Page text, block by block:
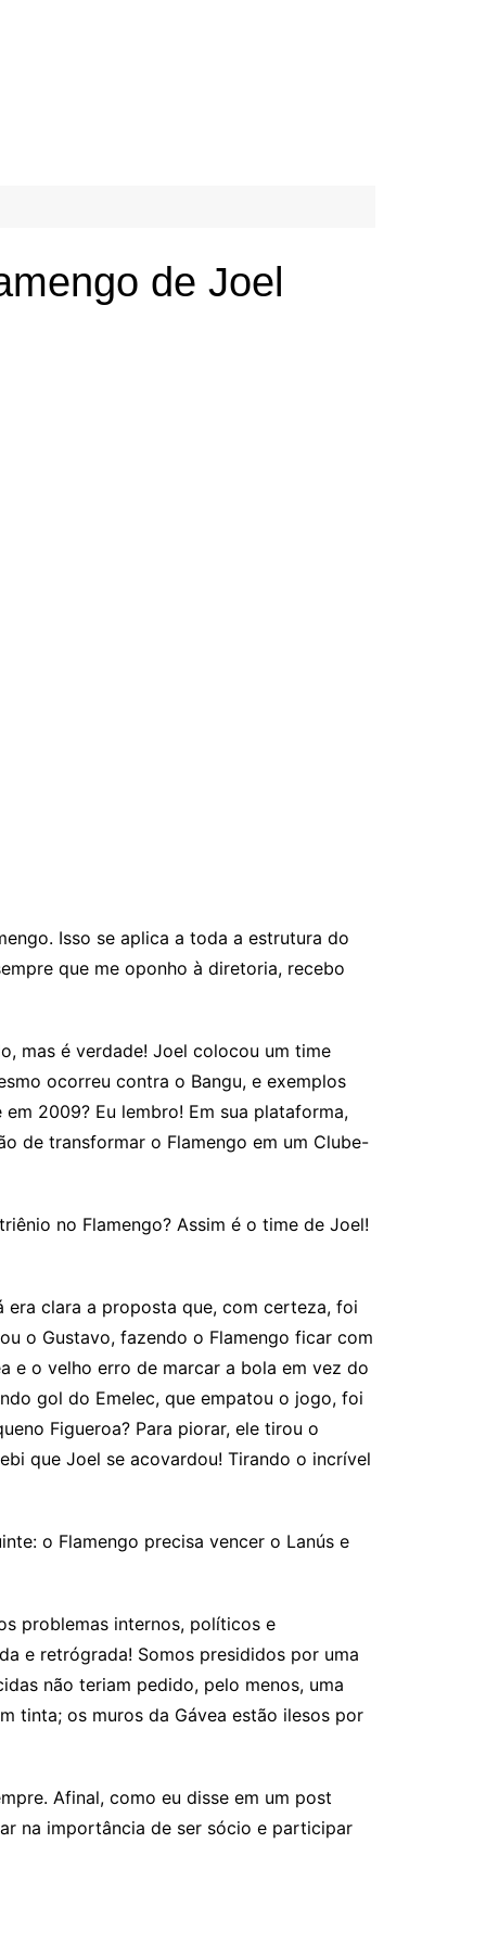
de Joel
Isso se aplica a toda a estrutura do
que me oponho à diretoria, recebo
mas é verdade! Joel colocou um time
ocorreu contra o Bangu, e exemplos
2009? Eu lembro! Em sua plataforma,
de transformar o Flamengo em um Clube-
no Flamengo? Assim é o time de Joel!
clara a proposta que, com certeza, foi
o Gustavo, fazendo o Flamengo ficar com
e o velho erro de marcar a bola em vez do
gol do Emelec, que empatou o jogo, foi
Figueroa? Para piorar, ele tirou o
que Joel se acovardou! Tirando o incrível
o Flamengo precisa vencer o Lanús e
problemas internos, políticos e
e retrógrada! Somos presididos por uma
não teriam pedido, pelo menos, uma
tinta; os muros da Gávea estão ilesos por
Afinal, como eu disse em um post
na importância de ser sócio e participar